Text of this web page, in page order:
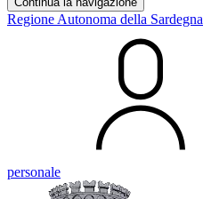
Regione Autonoma della Sardegna
personale